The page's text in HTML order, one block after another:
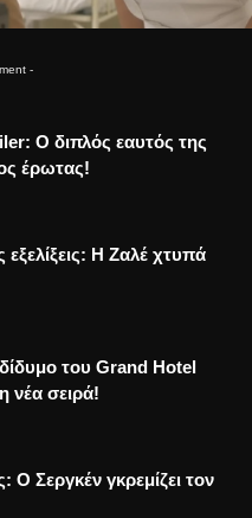
-
Ο διπλός εαυτός της
έρωτας!
εξελίξεις: Η Ζαλέ χτυπά
του Grand Hotel
νέα σειρά!
Ο Σεργκέν γκρεμίζει τον